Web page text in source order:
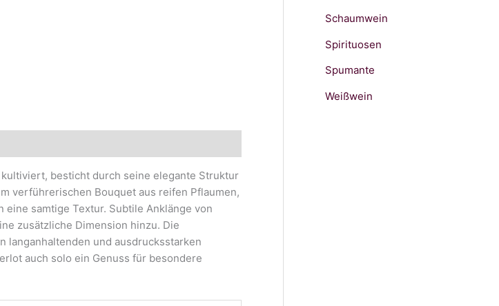
besticht durch seine elegante Struktur
verführerischen Bouquet aus reifen Pflaumen,
samtige Textur. Subtile Anklänge von
zusätzliche Dimension hinzu. Die
langanhaltenden und ausdrucksstarken
auch solo ein Genuss für besondere
Schaumwein
Spirituosen
Spumante
Weißwein